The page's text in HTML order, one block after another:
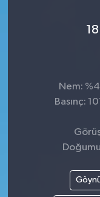
Nem:
Basınç: